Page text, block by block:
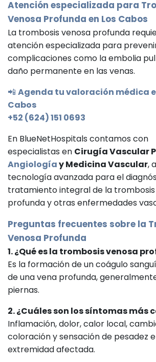
Atención especializada para
Venosa Profunda en Los Cabos
La trombosis venosa profunda
atención especializada para
complicaciones como la embolia
daño permanente en las venas.
📲 Agenda tu valoración médica
Cabos
+52 (624) 151 0693
En BlueNetHospitals contamos con
especialistas en Cirugía Vascular
Angiologíay Medicina Vascular,
tecnología avanzada para el
tratamiento integral de la
profunda y otras enfermedades
Preguntas frecuentes sobre la
Venosa Profunda
1. ¿Qué es la trombosis venosa
Es la formación de un coágulo
de una vena profunda,
piernas.
2. ¿Cuáles son los síntomas más
Inflamación, dolor, calor local,
coloración y sensación de pesadez
extremidad afectada.